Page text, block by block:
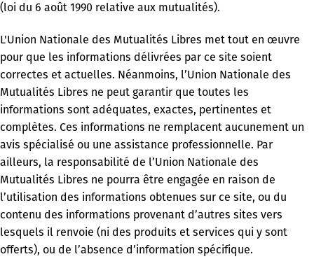
(loi du 6 août 1990 relative aux mutualités).
L'Union Nationale des Mutualités Libres met tout en œuvre
pour que les informations délivrées par ce site soient
correctes et actuelles. Néanmoins, l’Union Nationale des
Mutualités Libres ne peut garantir que toutes les
informations sont adéquates, exactes, pertinentes et
complètes. Ces informations ne remplacent aucunement un
avis spécialisé ou une assistance professionnelle. Par
ailleurs, la responsabilité de l’Union Nationale des
Mutualités Libres ne pourra être engagée en raison de
l’utilisation des informations obtenues sur ce site, ou du
contenu des informations provenant d’autres sites vers
lesquels il renvoie (ni des produits et services qui y sont
offerts), ou de l’absence d’information spécifique.